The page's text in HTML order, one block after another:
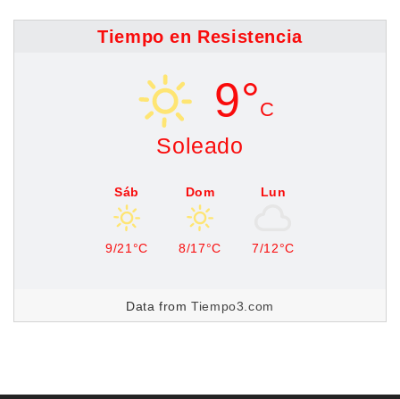
Tiempo en Resistencia
9°C
Soleado
Sáb
9/21°C
Dom
8/17°C
Lun
7/12°C
Data fromTiempo3.com